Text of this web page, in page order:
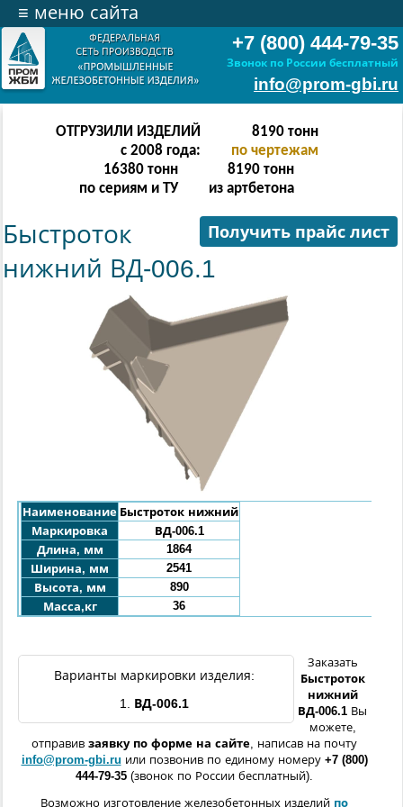
+7 (800) 444-79-35
Звонок по России бесплатный
info@prom-gbi.ru
≡ меню сайта
ОТГРУЗИЛИ ИЗДЕЛИЙ
с 2008 года:
16382тонн
по чертежам
32764 тонн
по сериям и ТУ
16382 тонн
из артбетона
Получить прайс лист
Быстроток
нижний ВД-006.1
Наименование Быстроток нижний
Маркировка
ВД-006.1
Длина, мм
1864
Ширина, мм
2541
Высота, мм
890
Масса,кг
36
Варианты маркировки изделия:
1. ВД-006.1
Заказать
Быстроток
нижний
ВД-006.1 Вы
можете,
отправив заявку по форме на сайте, написав на почту
info@prom-gbi.ru или позвонив по единому номеру +7 (800)
444-79-35 (звонок по России бесплатный).
Возможно изготовление железобетонных изделий по